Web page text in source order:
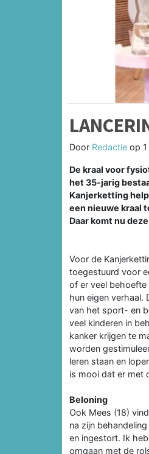
Door Redactie op
De kraal voor
het 35-jarig
Kanjerketting
een nieuwe kraal
Daar komt nu
Voor de
toegestuurd voor
of er veel behoefte
hun eigen verhaal.
van het sport- en
veel kinderen in
kanker krijgen te
worden
leren staan en
is mooi dat er met
Beloning
Ook Mees (18)
na zijn
en ingestort. Ik
omgaan met de